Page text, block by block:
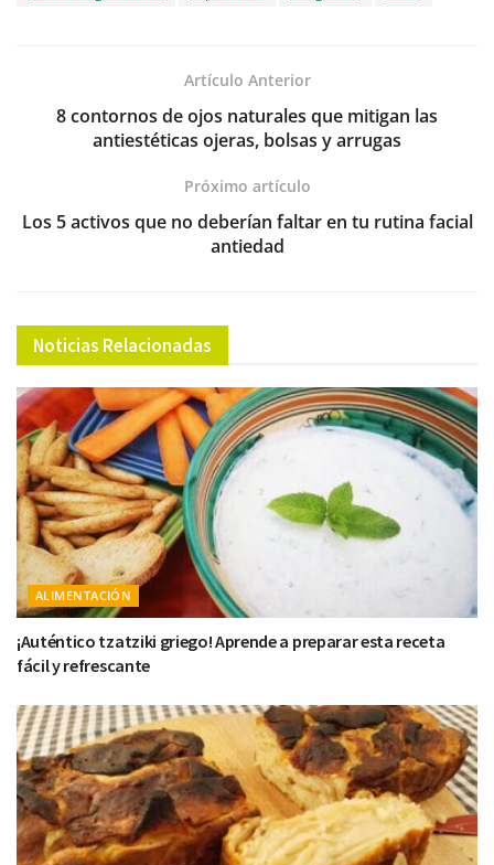
b
k
A a dI ar
Artículo Anterior
8 contornos de ojos naturales que mitigan las
antiestéticas ojeras, bolsas y arrugas
Próximo artículo
Los 5 activos que no deberían faltar en tu rutina facial
antiedad
Noticias Relacionadas
ALIMENTACIÓN
¡Auténtico tzatziki griego! Aprende a preparar esta receta
fácil y refrescante